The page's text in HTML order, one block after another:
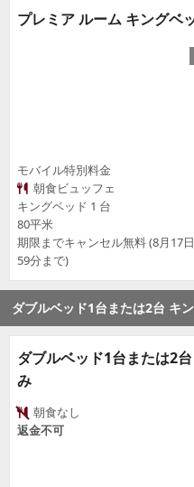
プレミア ルーム キングベ
モバイル特別料金
朝食ビュッフェ
キングベッド 1 台
80平米
期限までキャンセル無料 (8月17
59分まで)
ダブルベッド1台または2台 キ
ダブルベッド1台または2
み
朝食なし
返金不可